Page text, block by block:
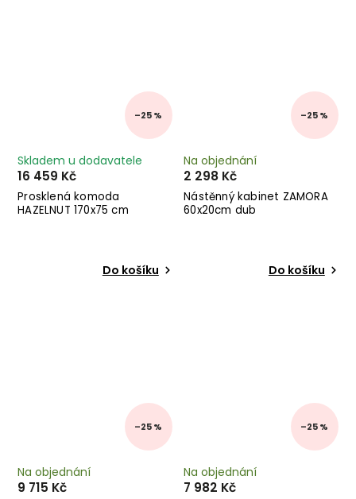
–25 %
Prosklená komoda
HAZELNUT 170x75 cm
Skladem u dodavatele
16 459 Kč
Do košíku
–25 %
Nástěnný kabinet ZAMORA
60x20cm dub
Na objednání
2 298 Kč
Do košíku
–25 %
Na objednání
9 715 Kč
–25 %
Na objednání
7 982 Kč